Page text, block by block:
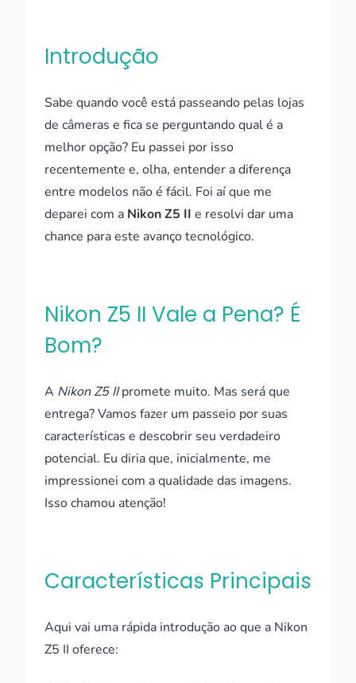
Introdução
Sabe quando você está passeando pelas lojas
de câmeras e fica se perguntando qual é a
melhor opção? Eu passei por isso
recentemente e, olha, entender a diferença
entre modelos não é fácil. Foi aí que me
deparei com a Nikon Z5 II e resolvi dar uma
chance para este avanço tecnológico.
Nikon Z5 II Vale a Pena? É
Bom?
A Nikon Z5 IIpromete muito. Mas será que
entrega? Vamos fazer um passeio por suas
características e descobrir seu verdadeiro
potencial. Eu diria que, inicialmente, me
impressionei com a qualidade das imagens.
Isso chamou atenção!
Características Principais
Aqui vai uma rápida introdução ao que a Nikon
Z5 II oferece: